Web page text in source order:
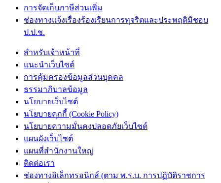
การจัดเก็บภาษีส่วนเพิ่ม
ช่องทางแจ้งเรื่องร้องเรียนการทุจริตและประพฤติมิชอบ
ป.ป.ช.
สำหรับเจ้าหน้าที่
แนะนำเว็บไซต์
การคุ้มครองข้อมูลส่วนบุคคล
ธรรมาภิบาลข้อมูล
นโยบายเว็บไซต์
นโยบายคุกกี้ (Cookie Policy)
นโยบายความมั่นคงปลอดภัยเว็บไซต์
แผนผังเว็บไซต์
แผนที่สำนักงานใหญ่
ติดต่อเรา
ช่องทางอิเล็กทรอนิกส์ (ตาม พ.ร.บ. การปฏิบัติราชการ